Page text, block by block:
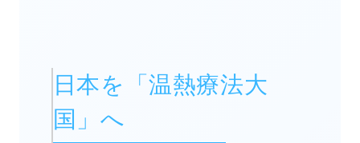
日本を「温熱療法大
国」へ